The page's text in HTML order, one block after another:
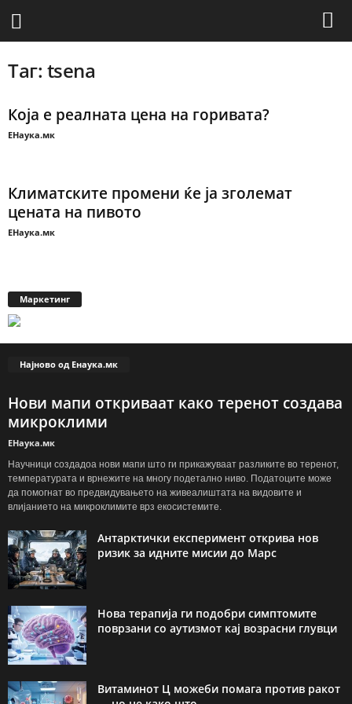
Таг: tsena
Која е реалната цена на горивата?
ЕНаука.мк
Климатските промени ќе ја зголемат
цената на пивото
ЕНаука.мк
Маркетинг
Најново од Енаука.мк
Нови мапи откриваат како теренот создава
микроклими
ЕНаука.мк
Научници создадоа нови мапи што ги прикажуваат разликите во теренот,
температурата и врнежите на многу подетално ниво. Податоците може
да помогнат во предвидувањето на живеалиштата на видовите и
влијанието на микроклимите врз екосистемите.
Антарктички експеримент открива нов
ризик за идните мисии до Марс
Нова терапија ги подобри симптомите
поврзани со аутизмот кај возрасни глувци
Витаминот Ц можеби помага против ракот